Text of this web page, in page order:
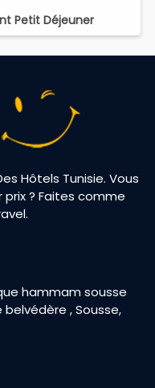
Petit Déjeuner
Hôtels Tunisie. Vous
? Faites comme
hammam sousse
, Sousse,